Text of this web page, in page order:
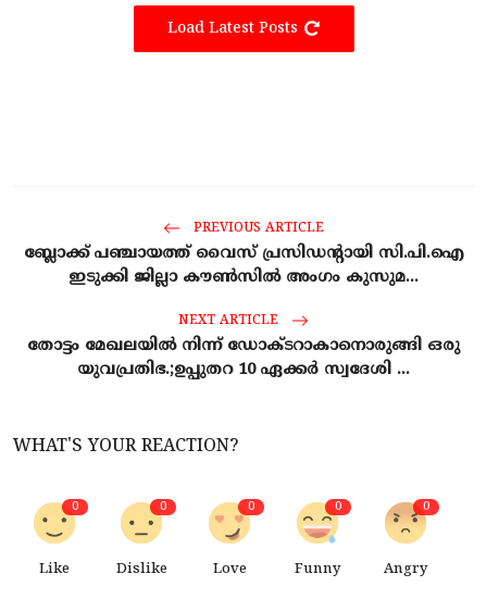
Load Latest Posts
PREVIOUS ARTICLE
ബ്ലോക്ക് പഞ്ചായത്ത് വൈസ് പ്രസിഡന്റായി സി.പി.ഐ
ഇടുക്കി ജില്ലാ കൗൺസിൽ അംഗം കുസുമ...
NEXT ARTICLE
തോട്ടം മേഖലയിൽ നിന്ന് ഡോക്ടറാകാനൊരുങ്ങി ഒരു
യുവപ്രതിഭ.;ഉപ്പുതറ 10 ഏക്കർ സ്വദേശി ...
WHAT'S YOUR REACTION?
0
Like
0
Dislike
0
Love
0
Funny
0
Angry